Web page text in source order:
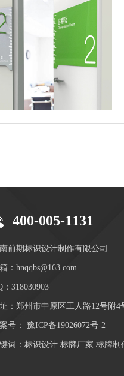
400-005-1131
前期标识设计制作有限公司
：hnqqbs@163.com
：318030903
：郑州市中原区工人路12号附4
号： 豫ICP备19026072号-2
词：标识设计 标牌厂家 标牌